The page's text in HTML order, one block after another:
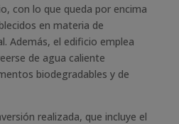
con lo que queda por encima
en materia de
Además, el edificio emplea
de agua caliente
biodegradables y de
realizada, que incluye el